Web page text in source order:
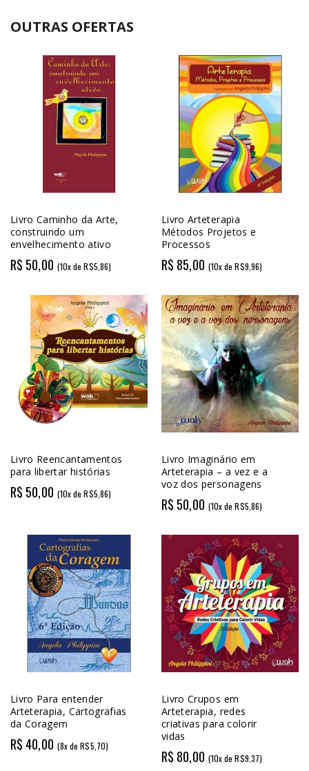
OUTRAS OFERTAS
Livro Caminho da Arte,
construindo um
envelhecimento ativo
R$ 50,00 (10x de R$5,86)
Livro Arteterapia
Métodos Projetos e
Processos
R$ 85,00 (10x de R$9,96)
Livro Reencantamentos
para libertar histórias
R$ 50,00 (10x de R$5,86)
Livro Imaginário em
Arteterapia – a vez e a
voz dos personagens
R$ 50,00 (10x de R$5,86)
Livro Para entender
Arteterapia, Cartografias
da Coragem
R$ 40,00 (8x de R$5,70)
Livro Crupos em
Arteterapia, redes
criativas para colorir
vidas
R$ 80,00 (10x de R$9,37)